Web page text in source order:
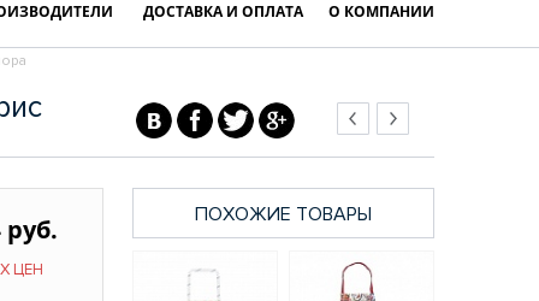
ДОСТАВКА И ОПЛАТА О КОМПАНИИ
руб.
ЦЕН
ПОХОЖИЕ ТОВАРЫ